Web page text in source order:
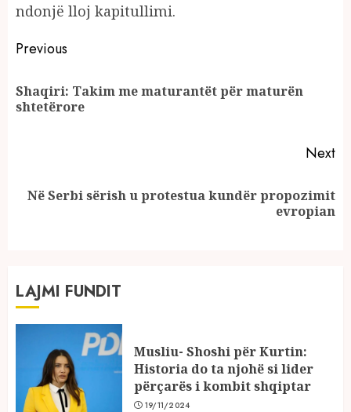
ndonjë lloj kapitullimi.
Continue
Reading
Previous
Shaqiri: Takim me maturantët për maturën
shtetërore
Next
Next
Në Serbi sërish u protestua kundër propozimit
evropian
LAJMI FUNDIT
Musliu- Shoshi për Kurtin:
Historia do ta njohë si lider
përçarës i kombit shqiptar
19/11/2024